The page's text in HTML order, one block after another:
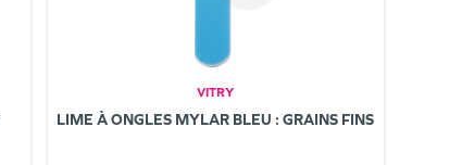
VITRY
LIME À ONGLES MYLAR BLEU : GRAINS FINS